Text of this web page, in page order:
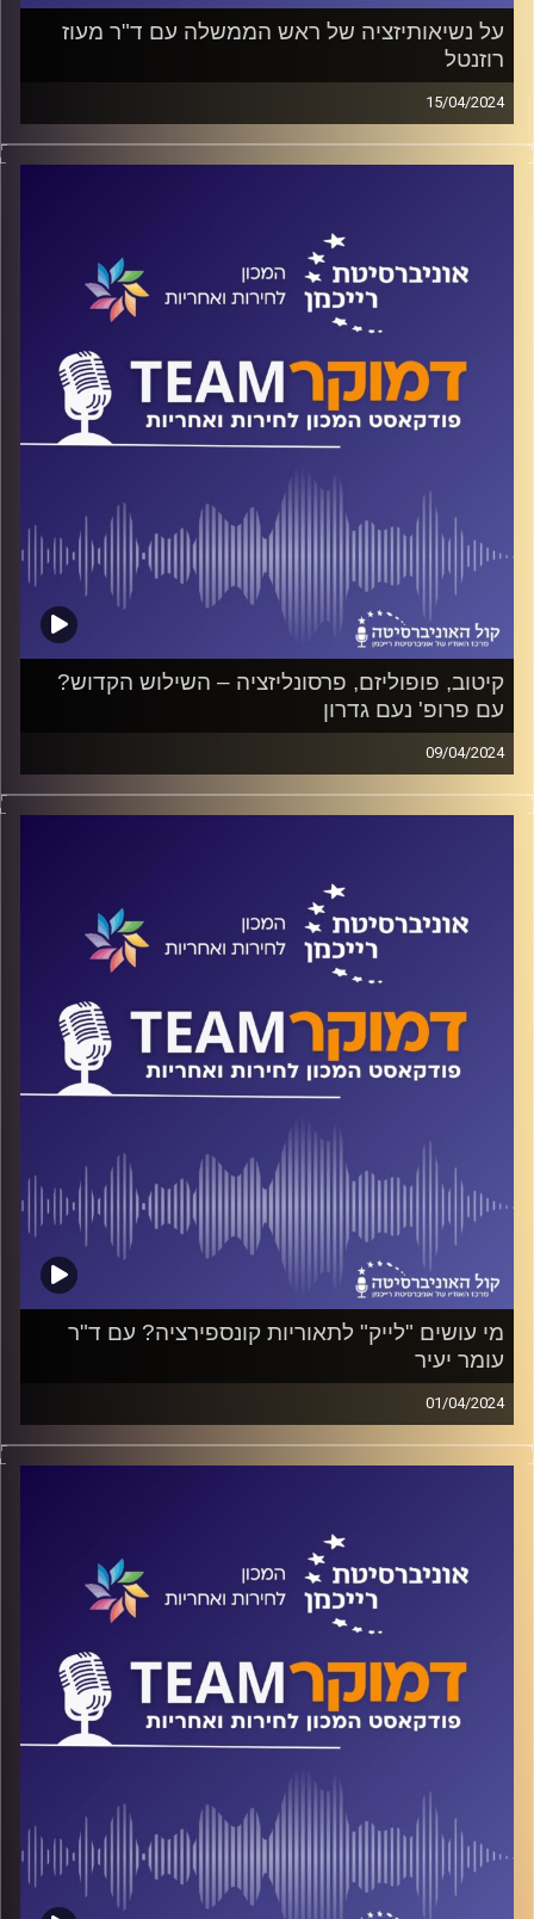
על נשיאותיזציה של ראש הממשלה עם ד"ר מעוז
רוזנטל
15/04/2024
פודקאסט המכון לחירות ואחריות באוניברסיטת רייכמן
על ראשי ממשלה, על הכוח ועל מגבלותיו, על הדרכים לחלוק
אלה ועוד משוחח ד"ר חיים וייצמן עם ד"ר מעוז רוזנטל.
המכון לחירות ואחריות
קיטוב, פופוליזם, פרסונליזציה – השילוש הקדוש?
עם פרופ' נעם גדרון
09/04/2024
פודקאסט המכון לחירות ואחריות באוניברסיטת רייכמן
על קיטוב, פופוליזם ופרסונליזציה של הפוליטיקה, מה הם
רע? על כל אלה ועוד משוחח ד"ר חיים וייצמן עם פרופ' נעם
גדרון
המכון לחירות ואחריות
מי עושים "לייק" לתאוריות קונספירציה? עם ד"ר
עומר יעיר
01/04/2024
פודקאסט המכון לחירות ואחריות באוניברסיטת רייכמן
"בגידה מבפנים"? "מפגשים עם חייזרים?" "מי באמת רצח את
מהן? האם מי שמאמין בתיאורית קונספירציה אחת יאמין גם
באחרות? על כל אלה ועוד משוחח ד"ר חיים וייצמן עם ד"ר
קרדיט תמונות:המכון לחירות ואחריות